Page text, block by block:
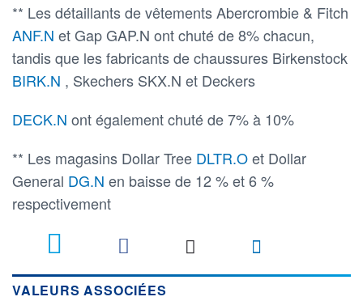
** Les détaillants de vêtements Abercrombie & Fitch
ANF.N et Gap GAP.N ont chuté de 8% chacun,
tandis que les fabricants de chaussures Birkenstock
BIRK.N , Skechers SKX.N et Deckers
DECK.N ont également chuté de 7% à 10%
** Les magasins Dollar Tree DLTR.Oet Dollar
General DG.N en baisse de 12 % et 6 %
respectivement
VALEURS ASSOCIÉES